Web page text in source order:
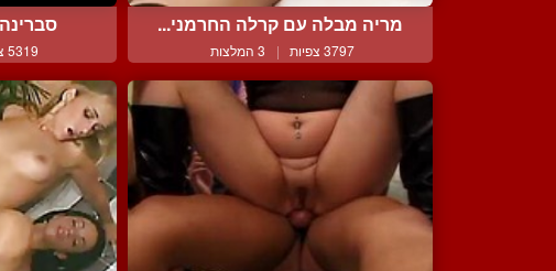
מריה מבלה עם קרלה החרמני...
3797 צפיות | 3 המלצות 5319 צפיות